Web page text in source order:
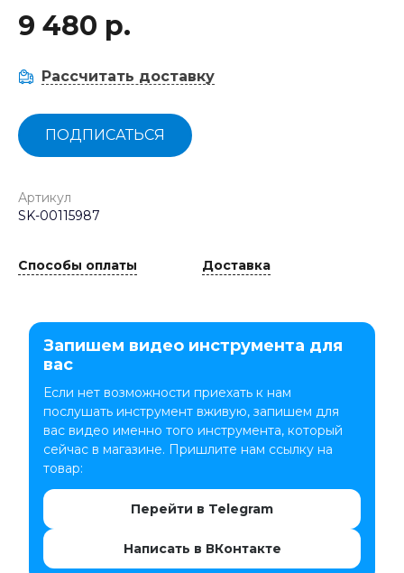
9 480 р.
Рассчитать доставку
ПОДПИСАТЬСЯ
Артикул
SK-00115987
Способы оплаты Доставка
Запишем видео инструмента для
вас
Если нет возможности приехать к нам
послушать инструмент вживую, запишем для
вас видео именно того инструмента, который
сейчас в магазине. Пришлите нам ссылку на
товар:
Перейти в Telegram
Написать в ВКонтакте